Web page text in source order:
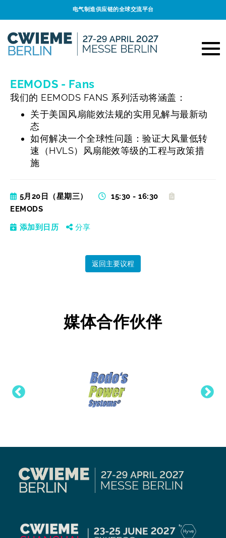
电气制造供应链的全球交流平台
EEMODS - Fans
我们的 EEMODS FANS 系列活动将涵盖：
关于美国风扇能效法规的实用见解与最新动
态
如何解决一个全球性问题：验证大风量低转
速（HVLS）风扇能效等级的工程与政策措
施
5月20日（星期三）
15:30 - 16:30
EEMODS
添加到日历 分享
返回主要议程
媒体合作伙伴